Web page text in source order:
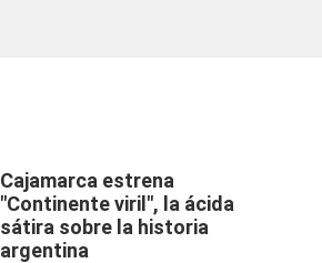
Cajamarca estrena
"Continente viril", la ácida
sátira sobre la historia
argentina